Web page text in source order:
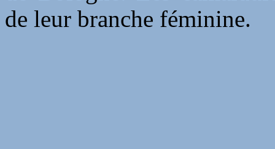
de leur branche féminine.